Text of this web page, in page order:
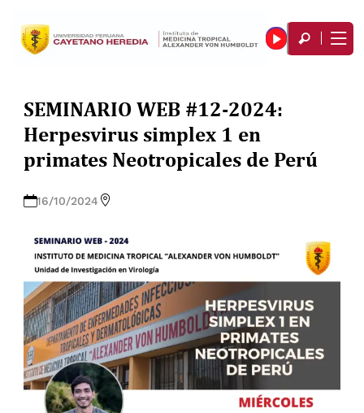
SEMINARIO WEB #12-2024:
Herpesvirus simplex 1 en
primates Neotropicales de Perú
16/10/2024